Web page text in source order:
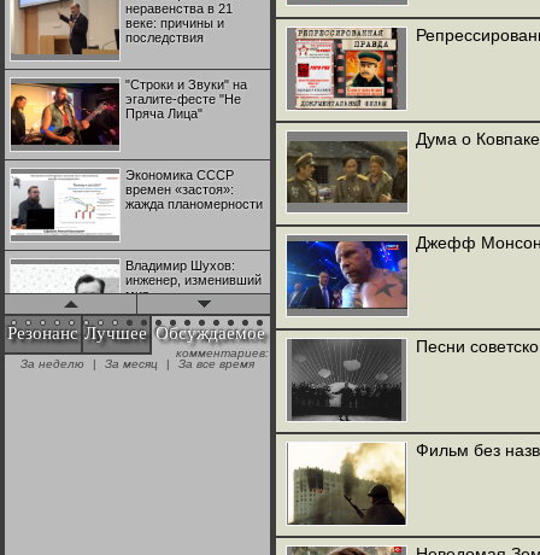
неравенства в 21
веке: причины и
последствия
"Строки и Звуки" на
эгалите-фесте "Не
Пряча Лица"
Экономика СССР
времен «застоя»:
жажда планомерности
Владимир Шухов:
инженер, изменивший
мир
"Аркадий Коц" на
эгалите-фесте "Не
Резонанс Лучшее Обсуждаемое
комментариев:
За неделю
| За месяц | За все время
Дума о
Джефф Монсон
Песни
Фильм без